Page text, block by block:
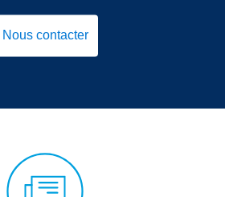
Nous contacter